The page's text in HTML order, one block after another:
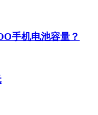
手机电池容量？